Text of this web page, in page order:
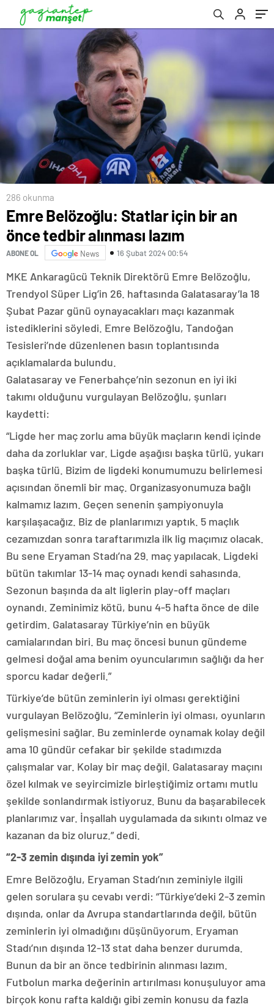
286 okunma
Emre Belözoğlu: Statlar için bir an
önce tedbir alınması lazım
ABONE OL News 16 Şubat 2024 00:54
MKE Ankaragücü Teknik Direktörü Emre Belözoğlu,
Trendyol Süper Lig’in 26. haftasında Galatasaray’la 18
Şubat Pazar günü oynayacakları maçı kazanmak
istediklerini söyledi. Emre Belözoğlu, Tandoğan
Tesisleri’nde düzenlenen basın toplantısında
açıklamalarda bulundu.
Galatasaray ve Fenerbahçe’nin sezonun en iyi iki
takımı olduğunu vurgulayan Belözoğlu, şunları
kaydetti:
“Ligde her maç zorlu ama büyük maçların kendi içinde
daha da zorluklar var. Ligde aşağısı başka türlü, yukarı
başka türlü. Bizim de ligdeki konumumuzu belirlemesi
açısından önemli bir maç. Organizasyonumuza bağlı
kalmamız lazım. Geçen senenin şampiyonuyla
karşılaşacağız. Biz de planlarımızı yaptık. 5 maçlık
cezamızdan sonra taraftarımızla ilk lig maçımız olacak.
Bu sene Eryaman Stadı’na 29. maç yapılacak. Ligdeki
bütün takımlar 13-14 maç oynadı kendi sahasında.
Sezonun başında da alt liglerin play-off maçları
oynandı. Zeminimiz kötü, bunu 4-5 hafta önce de dile
getirdim. Galatasaray Türkiye’nin en büyük
camialarından biri. Bu maç öncesi bunun gündeme
gelmesi doğal ama benim oyuncularımın sağlığı da her
sporcu kadar değerli.”
Türkiye’de bütün zeminlerin iyi olması gerektiğini
vurgulayan Belözoğlu, “Zeminlerin iyi olması, oyunların
gelişmesini sağlar. Bu zeminlerde oynamak kolay değil
ama 10 gündür cefakar bir şekilde stadımızda
çalışmalar var. Kolay bir maç değil. Galatasaray maçını
özel kılmak ve seyircimizle birleştiğimiz ortamı mutlu
şekilde sonlandırmak istiyoruz. Bunu da başarabilecek
planlarımız var. İnşallah uygulamada da sıkıntı olmaz ve
kazanan da biz oluruz.” dedi.
“2-3 zemin dışında iyi zemin yok”
Emre Belözoğlu, Eryaman Stadı’nın zeminiyle ilgili
gelen sorulara şu cevabı verdi: “Türkiye’deki 2-3 zemin
dışında, onlar da Avrupa standartlarında değil, bütün
zeminlerin iyi olmadığını düşünüyorum. Eryaman
Stadı’nın dışında 12-13 stat daha benzer durumda.
Bunun da bir an önce tedbirinin alınması lazım.
Futbolun marka değerinin artırılması konuşuluyor ama
birçok konu rafta kaldığı gibi zemin konusu da fazla